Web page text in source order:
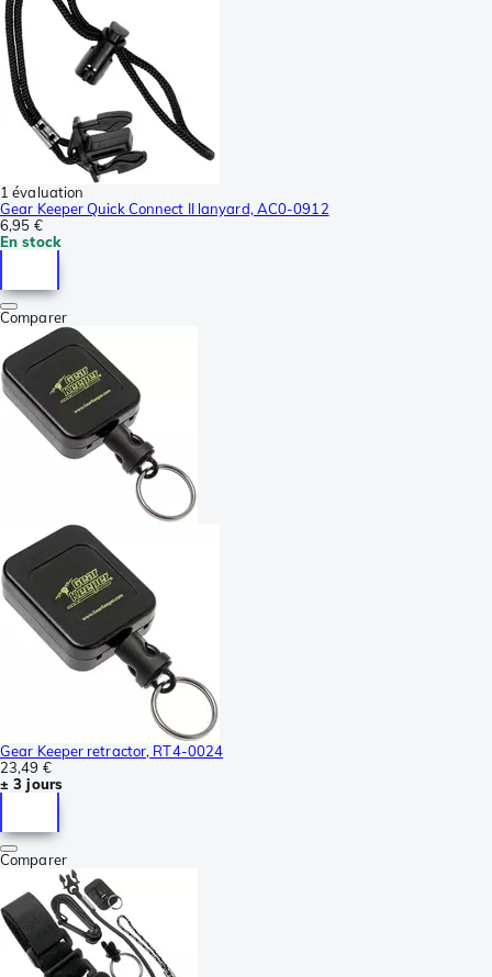
1 évaluation
Gear Keeper Quick Connect II lanyard, AC0-0912
6,95 €
En stock
Comparer
Gear Keeper retractor, RT4-0024
23,49 €
± 3 jours
Comparer